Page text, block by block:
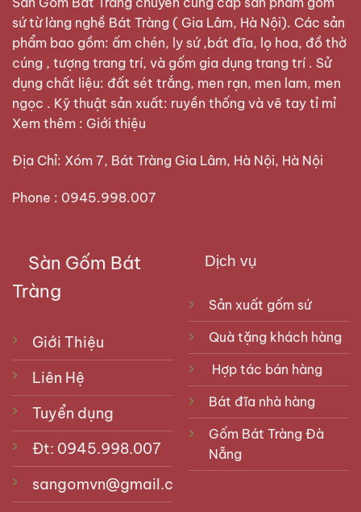
trang
sản
phẩm
trang
sản
phẩm
sứ từ làng nghề Bát Tràng ( Gia Lâm, Hà Nội). Các sản
phẩm bao gồm: ấm chén, ly sứ ,bát đĩa, lọ hoa, đồ thờ
cúng , tượng trang trí, và gốm gia dụng trang trí . Sử
dụng chất liệu: đất sét trắng, men rạn, men lam, men
ngọc . Kỹ thuật sản xuất: ruyền thống và vẽ tay tỉ mỉ
Xem thêm : Giới thiệu
Địa Chỉ: Xóm 7, Bát Tràng Gia Lâm, Hà Nội, Hà Nội
Phone : 0945.998.007
Sàn Gốm Bát
Tràng
Giới Thiệu
Liên Hệ
Tuyển dụng
Đt: 0945.998.007
sangomvn@gmail.com
Dịch vụ
Sản xuất gốm sứ
Quà tặng khách hàng
Hợp tác bán hàng
Bát đĩa nhà hàng
Gốm Bát Tràng Đà
Nẵng